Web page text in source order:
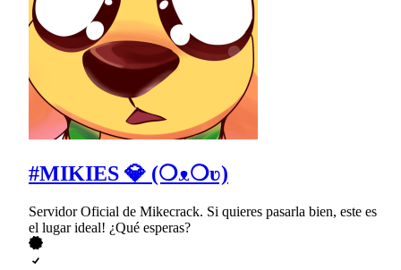
#MIKIES 💎 (❍ᴥ❍ʋ)
Servidor Oficial de Mikecrack. Si quieres pasarla bien, este es
el lugar ideal! ¿Qué esperas?